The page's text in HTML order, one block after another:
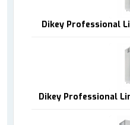
Dikey Professional
Dikey Professional